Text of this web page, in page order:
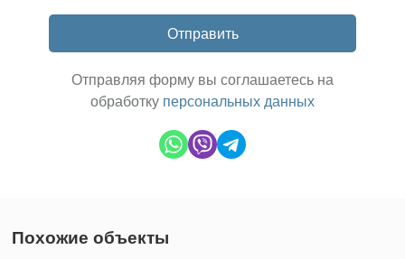
Отправить
Отправляя форму вы соглашаетесь на
обработку персональных данных
Похожие объекты